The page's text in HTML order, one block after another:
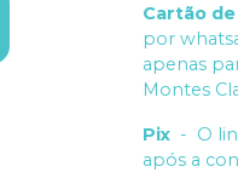
Cartão
por
apenas
Montes
Pix - O
após a